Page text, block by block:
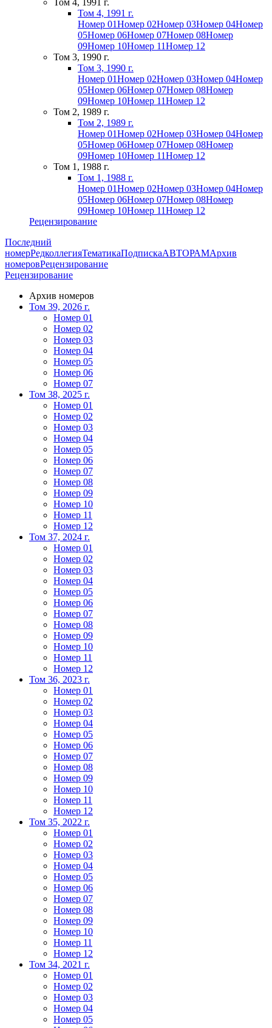
Том 4, 1991 г.
Том 4, 1991 г.
Номер 01Номер 02Номер 03Номер 04Номер
05Номер 06Номер 07Номер 08Номер
09Номер 10Номер 11Номер 12
Том 3, 1990 г.
Том 3, 1990 г.
Номер 01Номер 02Номер 03Номер 04Номер
05Номер 06Номер 07Номер 08Номер
09Номер 10Номер 11Номер 12
Том 2, 1989 г.
Том 2, 1989 г.
Номер 01Номер 02Номер 03Номер 04Номер
05Номер 06Номер 07Номер 08Номер
09Номер 10Номер 11Номер 12
Том 1, 1988 г.
Том 1, 1988 г.
Номер 01Номер 02Номер 03Номер 04Номер
05Номер 06Номер 07Номер 08Номер
09Номер 10Номер 11Номер 12
Рецензирование
Последний
номерРедколлегияТематикаПодпискаАВТОРАМАрхив
номеровРецензирование
Рецензирование
Архив номеров
Том 39, 2026 г.
Номер 01
Номер 02
Номер 03
Номер 04
Номер 05
Номер 06
Номер 07
Том 38, 2025 г.
Номер 01
Номер 02
Номер 03
Номер 04
Номер 05
Номер 06
Номер 07
Номер 08
Номер 09
Номер 10
Номер 11
Номер 12
Том 37, 2024 г.
Номер 01
Номер 02
Номер 03
Номер 04
Номер 05
Номер 06
Номер 07
Номер 08
Номер 09
Номер 10
Номер 11
Номер 12
Том 36, 2023 г.
Номер 01
Номер 02
Номер 03
Номер 04
Номер 05
Номер 06
Номер 07
Номер 08
Номер 09
Номер 10
Номер 11
Номер 12
Том 35, 2022 г.
Номер 01
Номер 02
Номер 03
Номер 04
Номер 05
Номер 06
Номер 07
Номер 08
Номер 09
Номер 10
Номер 11
Номер 12
Том 34, 2021 г.
Номер 01
Номер 02
Номер 03
Номер 04
Номер 05